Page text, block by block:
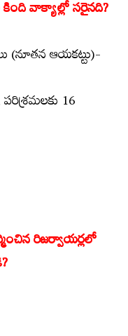
కింది వాక్యాల్లో సరైనది?
(నూతన ఆయకట్టు)-
16
రిజర్వాయర్లలో